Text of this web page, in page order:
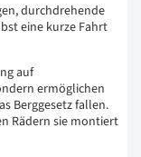
durchdrehende
eine kurze Fahrt
auf
ermöglichen
Berggesetz fallen.
Rädern sie montiert